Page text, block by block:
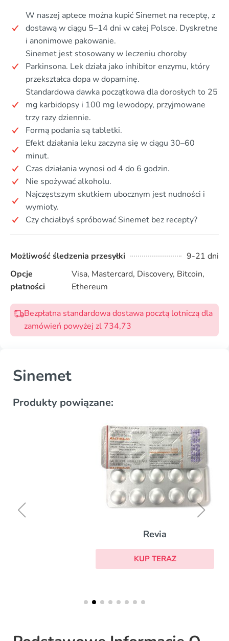
W naszej aptece można kupić Sinemet na receptę, z
dostawą w ciągu 5–14 dni w całej Polsce. Dyskretne
i anonimowe pakowanie.
Sinemet jest stosowany w leczeniu choroby
Parkinsona. Lek działa jako inhibitor enzymu, który
przekształca dopa w dopaminę.
Standardowa dawka początkowa dla dorosłych to 25
mg karbidopsy i 100 mg lewodopy, przyjmowane
trzy razy dziennie.
Formą podania są tabletki.
Efekt działania leku zaczyna się w ciągu 30–60
minut.
Czas działania wynosi od 4 do 6 godzin.
Nie spożywać alkoholu.
Najczęstszym skutkiem ubocznym jest nudności i
wymioty.
Czy chciałbyś spróbować Sinemet bez recepty?
Możliwość śledzenia przesyłki
9-21 dni
Opcje
płatności
Visa, Mastercard, Discovery, Bitcoin,
Ethereum
Bezpłatna standardowa dostawa pocztą lotniczą dla
zamówień powyżej zl 734,73
Sinemet
Produkty powiązane:
KUP TERAZ